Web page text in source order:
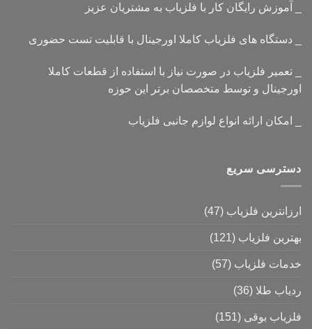
_ آموزش رایگان کار با فلزیاب به مشتریان عزیز
_ دستگاه های فلزیاب کاملا اورجینال با قابلیت تست حضوری
_ تعمیر فلزیاب در صورت نیاز با استفاده از قطعات کاملا
اورجینال و توسط متخصصان برتر این حوزه
_ امکان ارائه انواع لوازم جانبی فلزیاب
دسترسی سریع
ارزانترین فلزیاب (47)
بهترین فلزیاب (121)
خدمات فلزیاب (57)
ردیاب طلا (36)
فلزیاب بوقی (151)